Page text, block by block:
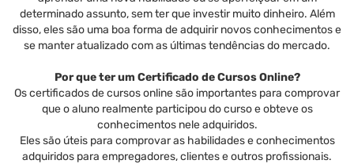
determinado assunto, sem ter que investir muito dinheiro. Além
disso, eles são uma boa forma de adquirir novos conhecimentos e
se manter atualizado com as últimas tendências do mercado.
Por que ter um Certificado de Cursos Online?
Os certificados de cursos online são importantes para comprovar
que o aluno realmente participou do curso e obteve os
conhecimentos nele adquiridos.
Eles são úteis para comprovar as habilidades e conhecimentos
adquiridos para empregadores, clientes e outros profissionais.